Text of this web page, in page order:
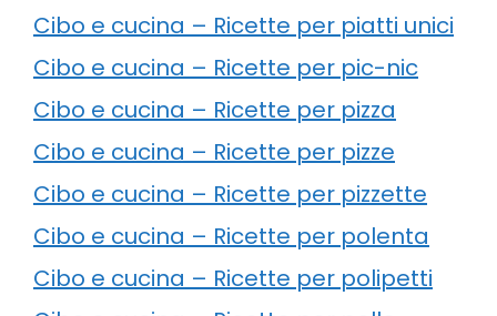
Cibo e cucina – Ricette per piatti unici
Cibo e cucina – Ricette per pic-nic
Cibo e cucina – Ricette per pizza
Cibo e cucina – Ricette per pizze
Cibo e cucina – Ricette per pizzette
Cibo e cucina – Ricette per polenta
Cibo e cucina – Ricette per polipetti